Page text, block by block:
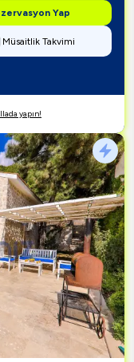
Yap
Müsaitlik Takvimi
yapın!